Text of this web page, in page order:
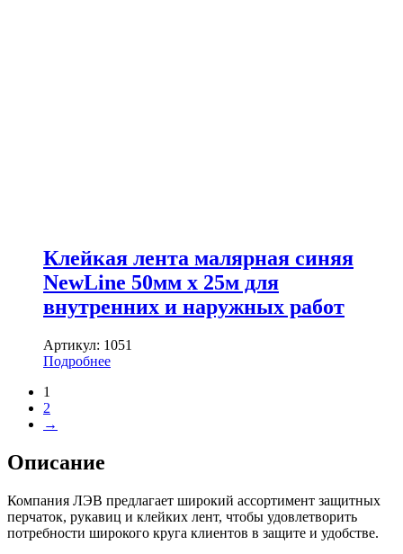
Клейкая лента малярная синяя
NewLine 50мм х 25м для
внутренних и наружных работ
Артикул: 1051
Подробнее
1
2
→
Описание
Компания ЛЭВ предлагает широкий ассортимент защитных
перчаток, рукавиц и клейких лент, чтобы удовлетворить
потребности широкого круга клиентов в защите и удобстве.